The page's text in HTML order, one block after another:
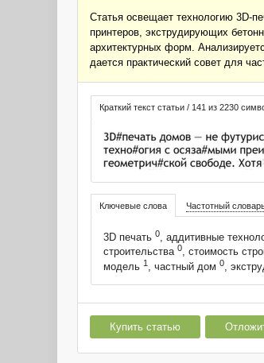
Статья освещает технологию 3D-
принтеров, экструдирующих
архитектурных форм.
дается практический совет для
Краткий текст статьи / 141 из 2230
Ключевые слова Частотный
3D печать 0, аддитивные
строительства 0, стоимость
модель 1, частный дом 0,
Купить статью